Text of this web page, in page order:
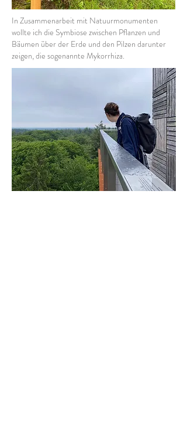
In Zusammenarbeit mit Natuurmonumenten
wollte ich die Symbiose zwischen Pflanzen und
Bäumen über der Erde und den Pilzen darunter
zeigen, die sogenannte Mykorrhiza.